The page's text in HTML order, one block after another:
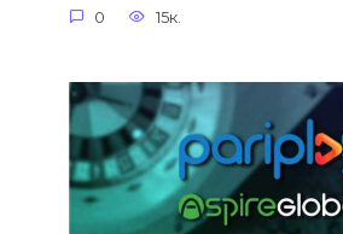
0 15к.